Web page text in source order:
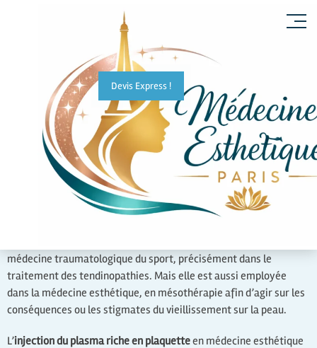
Devis Express !
médecine traumatologique du sport, précisément dans le
traitement des tendinopathies. Mais elle est aussi employée
dans la médecine esthétique, en mésothérapie afin d’agir sur les
conséquences ou les stigmates du vieillissement sur la peau.
L’injection du plasma riche en plaquetteen médecine esthétique